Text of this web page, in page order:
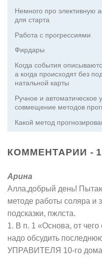
Немного про элективную
для старта
Работа с прогрессиями
Фирдары
Когда события
а когда происходят без
натальной карты
Ручное и автоматическое
совмещение методов
Какой метод
КОММЕНТАРИИ -
Арина
Алла,добрый день!
методе работы соляра и
подсказки, пжлста.
1. В п. 1 «Основа, от
надо обсудить
УПРАВИТЕЛЯ 10-го